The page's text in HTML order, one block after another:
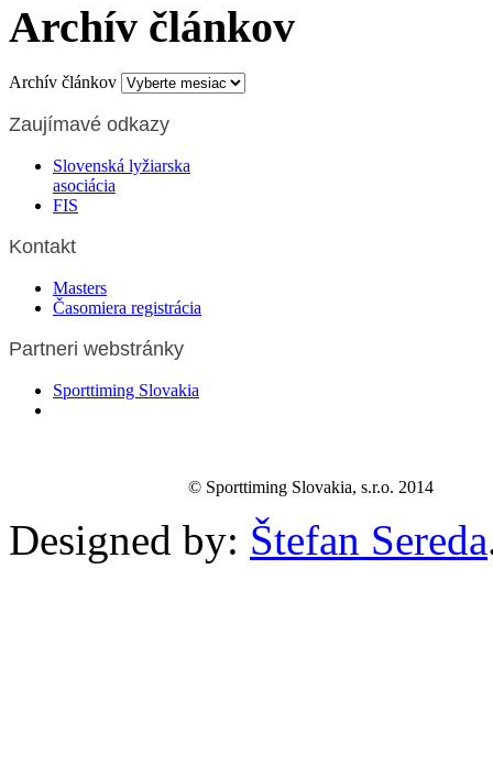
Archív článkov
Archív článkov
Zaujímavé odkazy
Slovenská lyžiarska
asociácia
FIS
Kontakt
Masters
Časomiera registrácia
Partneri webstránky
Sporttiming Slovakia
© Sporttiming Slovakia, s.r.o. 2014
Designed by: Štefan Sereda